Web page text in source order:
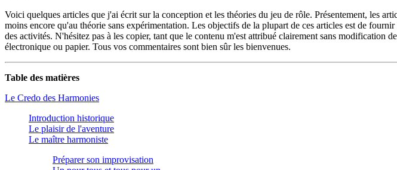
Voici quelques articles que j'ai écrit sur la conception et les théories du jeu de rôle. Présentement, les
moins encore qu'au théorie sans expérimentation. Les objectifs de la plupart de ces articles est de
des activités. N'hésitez pas à les copier, tant que le contenu m'est attribué clairement sans modification
électronique ou papier. Tous vos commentaires sont bien sûr les bienvenues.
Table des matières
Le Credo des Harmonies
Introduction historique
Le plaisir de l'aventure
Le maître harmoniste
Préparer son improvisation